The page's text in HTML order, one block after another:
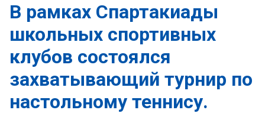
В рамках Спартакиады
школьных спортивных
клубов состоялся
захватывающий турнир по
настольному теннису.